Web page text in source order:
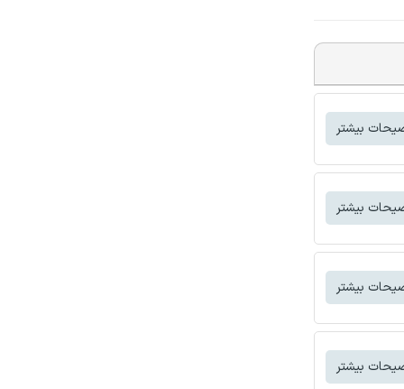
بیشتر
بیشتر
بیشتر
بیشتر